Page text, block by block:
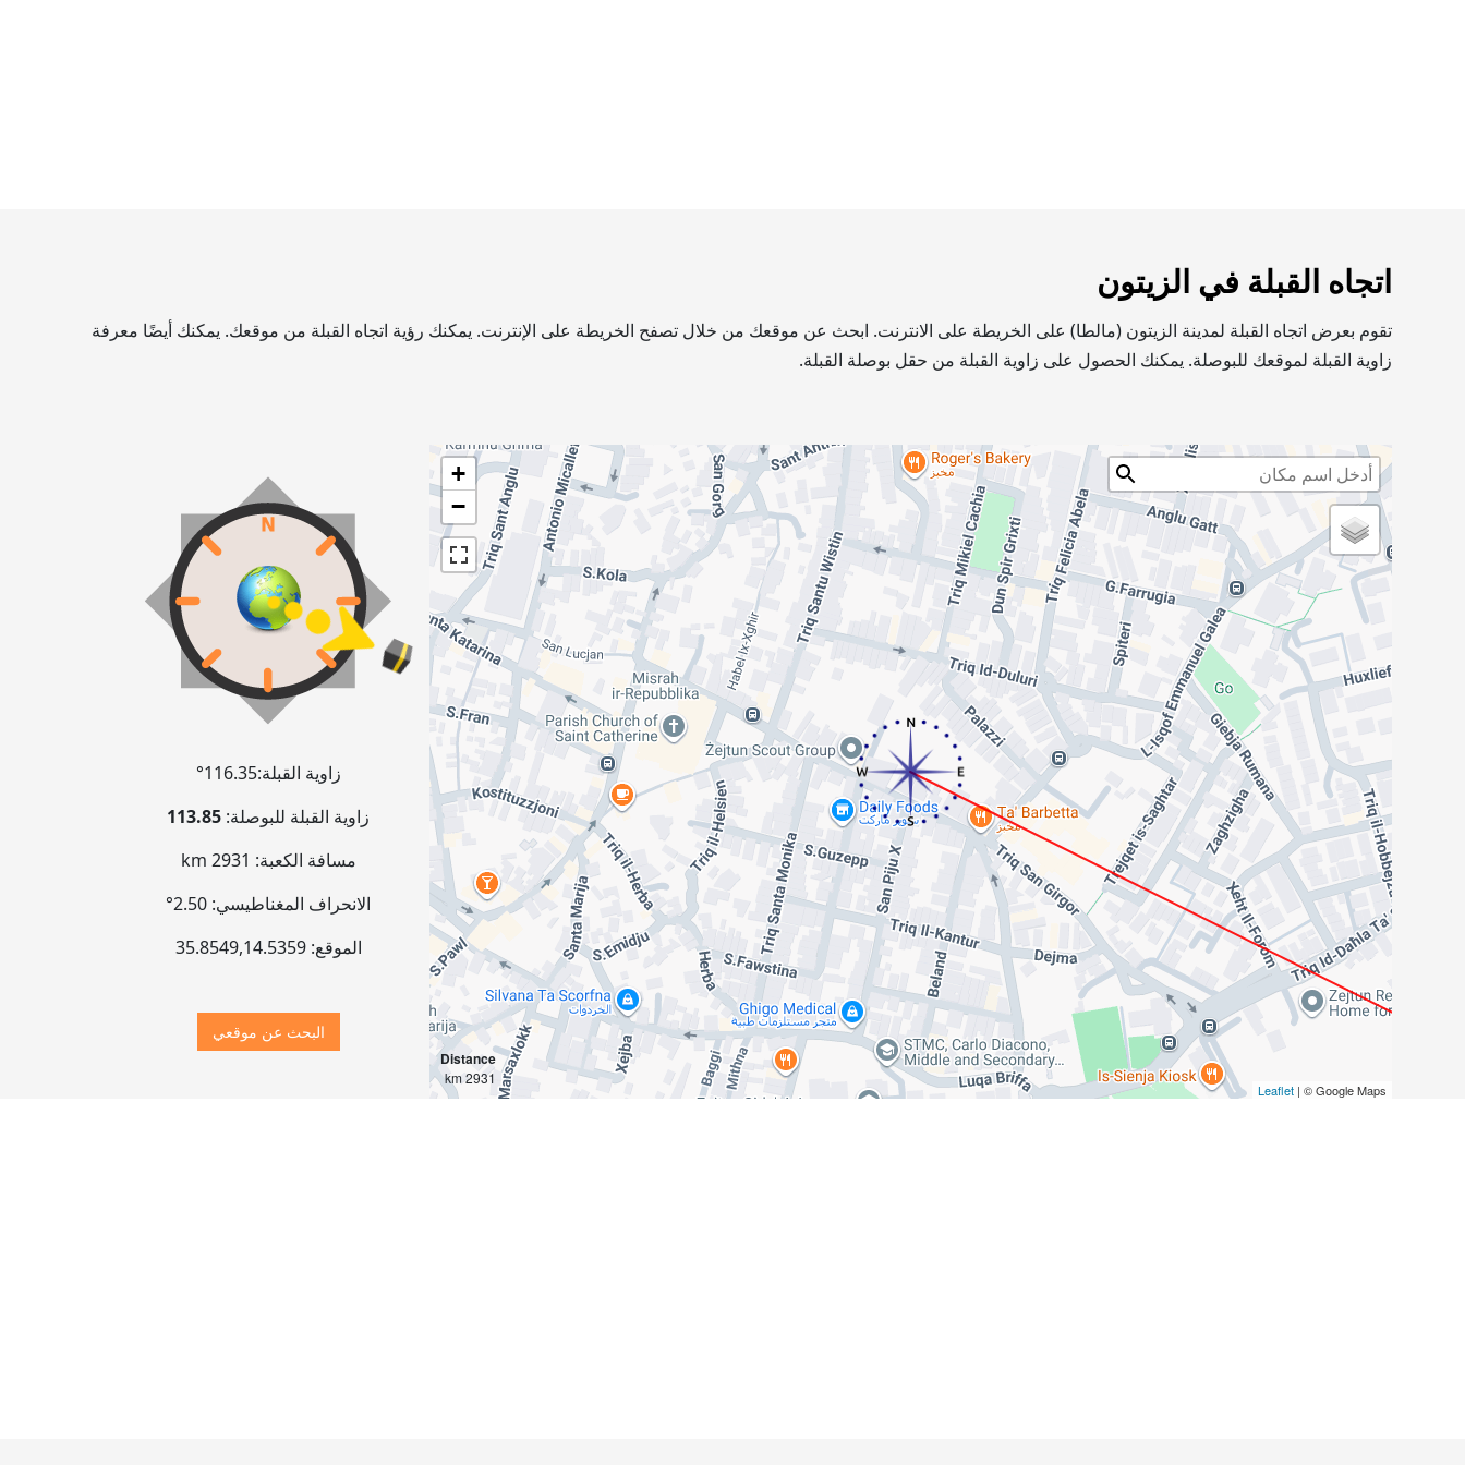
اتجاه القبلة في الزيتون
تقوم بعرض اتجاه القبلة لمدينة الزيتون (مالطا) على الخريطة على الانترنت. ابحث عن موقعك من خلال تصفح الخريطة على الإنترنت. يمكنك رؤية اتجاه القبلة من موقعك. يمكنك أيضًا معرفة
زاوية القبلة لموقعك للبوصلة. يمكنك الحصول على زاوية القبلة من حقل بوصلة القبلة.
+
−
Distance
2931 km
Leaflet| © Google Maps
زاوية القبلة:116.35°
زاوية القبلة للبوصلة: 113.85
مسافة الكعبة: 2931 km
الانحراف المغناطيسي: 2.50°
الموقع:
35.8549,14.5359
البحث عن موقعي